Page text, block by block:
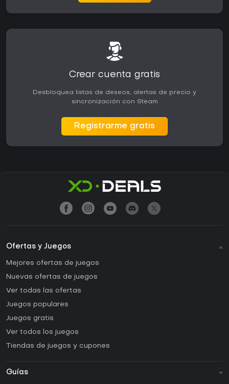
Crear cuenta gratis
Desbloquea listas de deseos, alertas de precio y
sincronización con Steam
Registrarme gratis
Ofertas y Juegos
Mejores ofertas de juegos
Nuevas ofertas de juegos
Ver todas las ofertas
Juegos populares
Juegos gratis
Ver todos los juegos
Tiendas de juegos y cupones
Guías